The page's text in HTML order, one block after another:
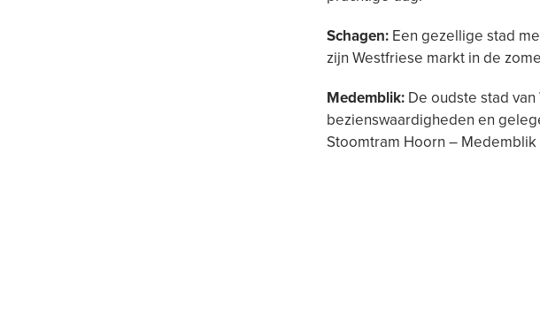
Schagen: Een gezellige stad
zijn Westfriese markt in de
Medemblik: De oudste stad
bezienswaardigheden en
Stoomtram Hoorn – Medemblik